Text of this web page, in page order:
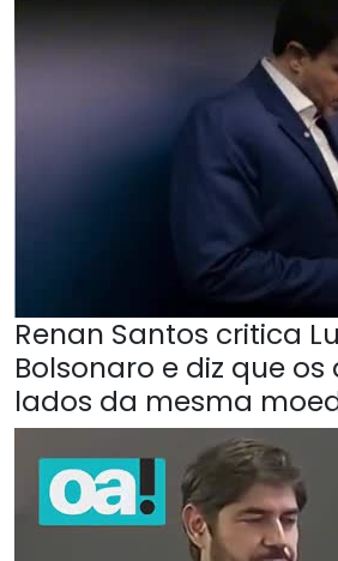
Renan Santos critica
Bolsonaro e diz que os
lados da mesma